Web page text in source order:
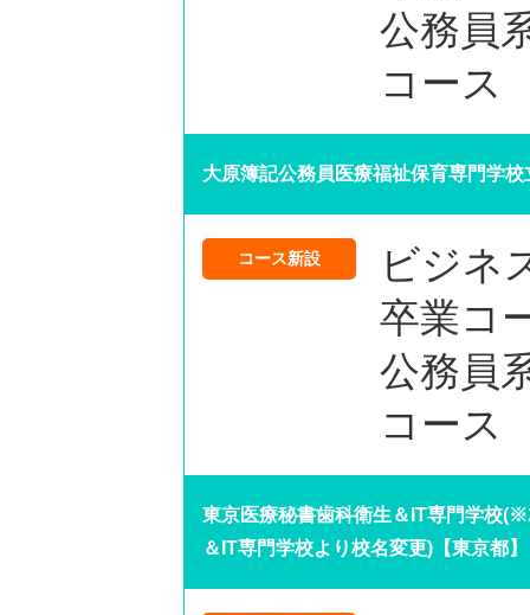
公務員
コース
大原簿記公務員医療福祉保育専門学
コース新設
ビジネ
卒業コ
公務員
コース
東京医療秘書歯科衛生＆IT専門学校
＆IT専門学校より校名変更)【東京都】